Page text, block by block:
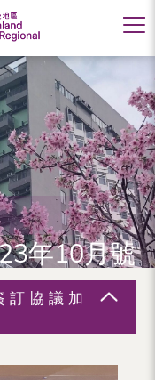
年10月號
訂協議加